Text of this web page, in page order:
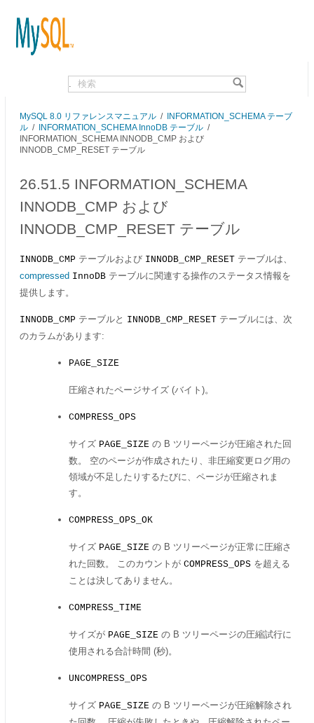
MySQL 8.0 リファレンスマニュアル / INFORMATION_SCHEMA テーブ
ル / INFORMATION_SCHEMA InnoDB テーブル /
INFORMATION_SCHEMA INNODB_CMP および
INNODB_CMP_RESET テーブル
26.51.5 INFORMATION_SCHEMA
INNODB_CMP および
INNODB_CMP_RESET テーブル
INNODB_CMP テーブルおよび INNODB_CMP_RESET テーブルは、
compressed InnoDB テーブルに関連する操作のステータス情報を
提供します。
INNODB_CMP テーブルと INNODB_CMP_RESET テーブルには、次
のカラムがあります:
PAGE_SIZE
圧縮されたページサイズ (バイト)。
COMPRESS_OPS
サイズ PAGE_SIZE の B ツリーページが圧縮された回
数。 空のページが作成されたり、非圧縮変更ログ用の
領域が不足したりするたびに、ページが圧縮されま
す。
COMPRESS_OPS_OK
サイズ PAGE_SIZE の B ツリーページが正常に圧縮さ
れた回数。 このカウントが COMPRESS_OPS を超える
ことは決してありません。
COMPRESS_TIME
サイズが PAGE_SIZE の B ツリーページの圧縮試行に
使用される合計時間 (秒)。
UNCOMPRESS_OPS
サイズ PAGE_SIZE の B ツリーページが圧縮解除され